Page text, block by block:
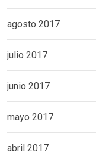
agosto 2017
julio 2017
junio 2017
mayo 2017
abril 2017